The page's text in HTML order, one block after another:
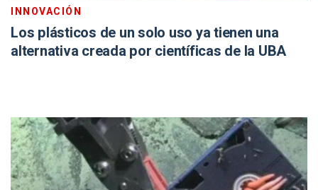
INNOVACIÓN
Los plásticos de un solo uso ya tienen una
alternativa creada por científicas de la UBA